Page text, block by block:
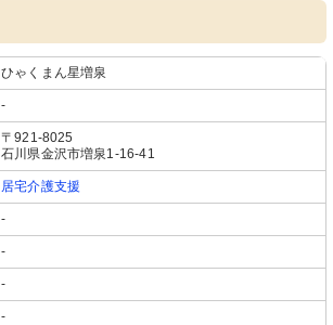
ひゃくまん星増泉
-
〒921-8025
石川県金沢市増泉1-16-41
居宅介護支援
-
-
-
-